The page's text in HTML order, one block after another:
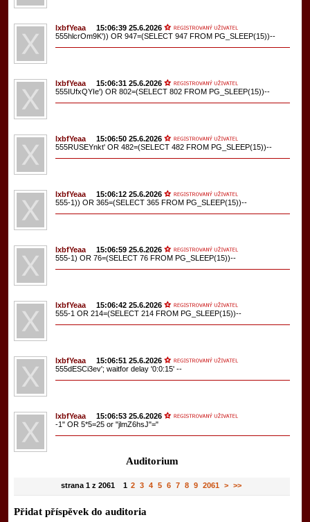
lxbfYeaa
15:06:39 25.6.2026
555hlcrOm9K')) OR 947=(SELECT 947 FROM PG_SLEEP(15))--
lxbfYeaa
15:06:31 25.6.2026
555IUfxQYIe') OR 802=(SELECT 802 FROM PG_SLEEP(15))--
lxbfYeaa
15:06:50 25.6.2026
555RUSEYnkt' OR 482=(SELECT 482 FROM PG_SLEEP(15))--
lxbfYeaa
15:06:12 25.6.2026
555-1)) OR 365=(SELECT 365 FROM PG_SLEEP(15))--
lxbfYeaa
15:06:59 25.6.2026
555-1) OR 76=(SELECT 76 FROM PG_SLEEP(15))--
lxbfYeaa
15:06:42 25.6.2026
555-1 OR 214=(SELECT 214 FROM PG_SLEEP(15))--
lxbfYeaa
15:06:51 25.6.2026
555dESCi3ev'; waitfor delay '0:0:15' --
lxbfYeaa
15:06:53 25.6.2026
-1" OR 5*5=25 or "jlmZ6hsJ"="
Auditorium
strana 1 z 2061 1 2 3 4 5 6 7 8 9 2061 > >>
Přidat příspěvek do auditoria